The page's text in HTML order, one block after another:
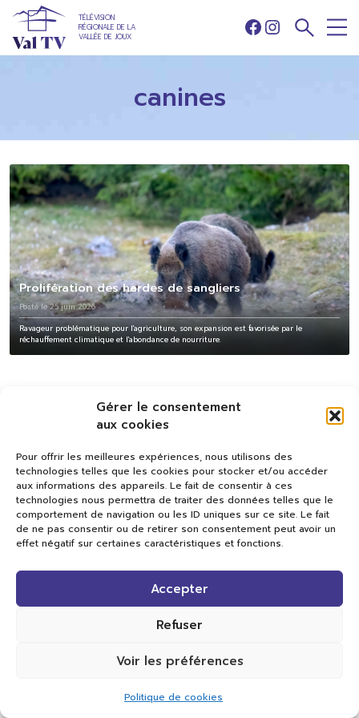
Gérer le consentement
aux cookies
Pour offrir les meilleures expériences, nous utilisons des
technologies telles que les cookies pour stocker et/ou accéder
aux informations des appareils. Le fait de consentir à ces
technologies nous permettra de traiter des données telles que le
comportement de navigation ou les ID uniques sur ce site. Le fait
de ne pas consentir ou de retirer son consentement peut avoir un
effet négatif sur certaines caractéristiques et fonctions.
Accepter
Refuser
Voir les préférences
Politique de cookies
TÉLÉVISION
RÉGIONALE DE LA
VALLÉE DE JOUX
Facebook
Instagram
canines
Prolifération des hardes de sangliers
Posté le 25 juin 2026
Ravageur problématique pour l'agriculture, son expansion est favorisée par le
réchauffement climatique et l'abondance de nourriture.
Val TV
Centre de Compétences Médias
Rue du Pont-Neuf 24
Tous droits réservés.
Réalisation Cavin-Baudat Digital Lab